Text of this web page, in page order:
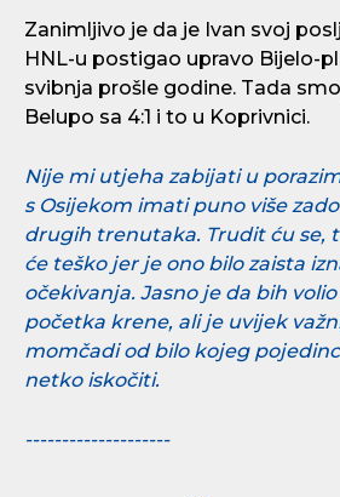
Zanimljivo je da je Ivan svoj
HNL-u postigao upravo Bijelo-
svibnja prošle godine. Tada
Belupo sa 4:1 i to u Koprivnici.
Nije mi utjeha zabijati u
s Osijekom imati puno više
drugih trenutaka. Trudit ću se,
će teško jer je ono bilo zaista
očekivanja. Jasno je da bih
početka krene, ali je uvijek
momčadi od bilo kojeg
netko iskočiti.
--------------------